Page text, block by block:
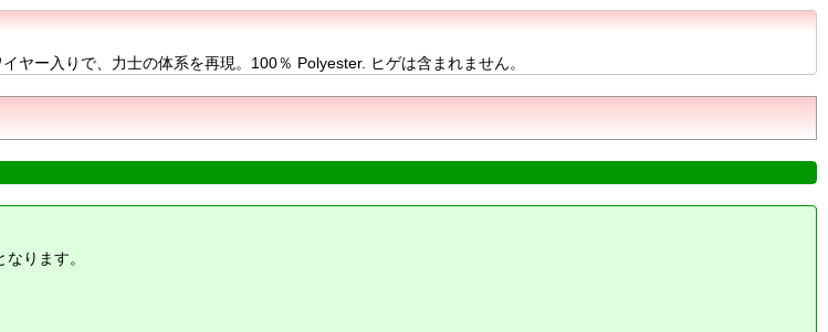
ー入りで、力士の体系を再現。100％ Polyester. ヒゲは含まれません。
ります。